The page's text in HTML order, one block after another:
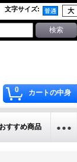
文字サイズ:
0 カートの中身
おすすめ商品